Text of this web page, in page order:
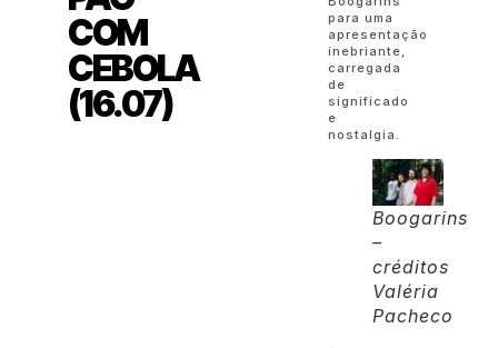
COM
CEBOLA
(16.07)
para uma
apresentação
inebriante,
carregada
de
significado
e
nostalgia.
Boogarins
–
créditos
Valéria
Pacheco